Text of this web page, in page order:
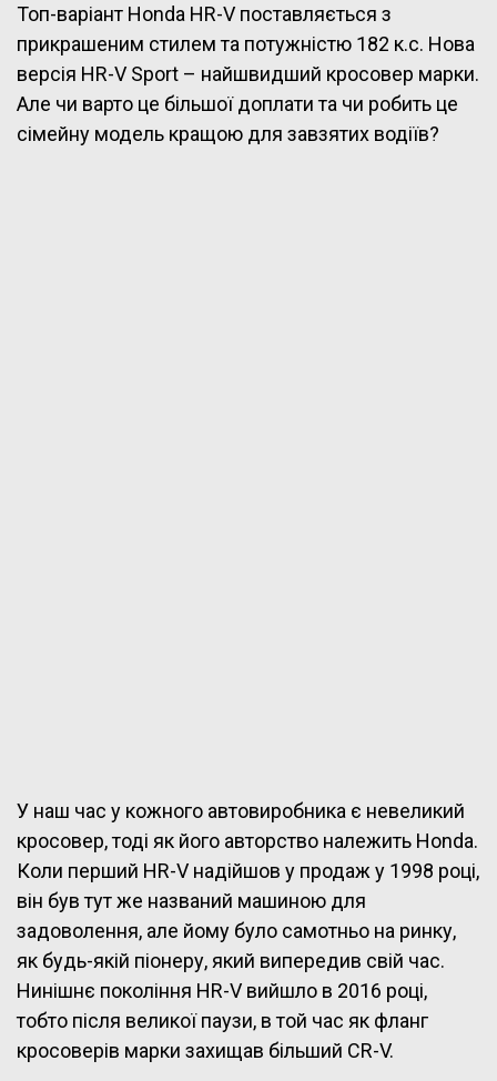
Топ-варіант Honda HR-V поставляється з
прикрашеним стилем та потужністю 182 к.с. Нова
версія HR-V Sport – найшвидший кросовер марки.
Але чи варто це більшої доплати та чи робить це
сімейну модель кращою для завзятих водіїв?
У наш час у кожного автовиробника є невеликий
кросовер, тоді як його авторство належить Honda.
Коли перший HR-V надійшов у продаж у 1998 році,
він був тут же названий машиною для
задоволення, але йому було самотньо на ринку,
як будь-якій піонеру, який випередив свій час.
Нинішнє покоління HR-V вийшло в 2016 році,
тобто після великої паузи, в той час як фланг
кросоверів марки захищав більший CR-V.